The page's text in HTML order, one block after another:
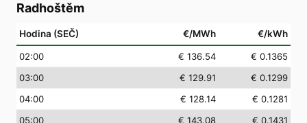
Radhoštěm
Hodina (SEČ) €/MWh €/kWh
02:00 € 136.54
€ 0.1365
03:00 € 129.91
€ 0.1299
04:00 € 128.14
€ 0.1281
05:00 € 143.08
€ 0.1431